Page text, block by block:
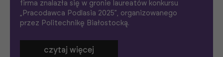
firma znalazła się w gronie laureatów konkursu
„Pracodawca Podlasia 2025”, organizowanego
przez Politechnikę Białostocką.
czytaj więcej